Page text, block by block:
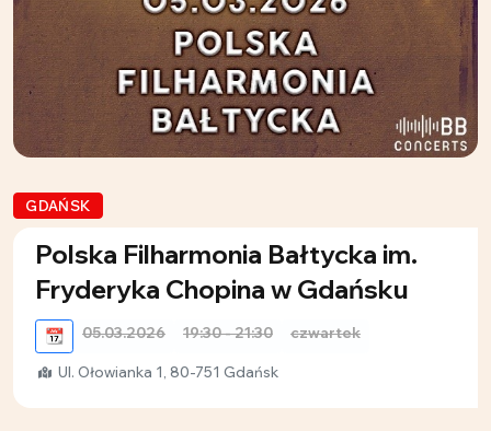
GDAŃSK
Polska Filharmonia Bałtycka im.
Fryderyka Chopina w Gdańsku
📆 05.03.2026 19:30 - 21:30 czwartek
Ul. Ołowianka 1, 80-751 Gdańsk